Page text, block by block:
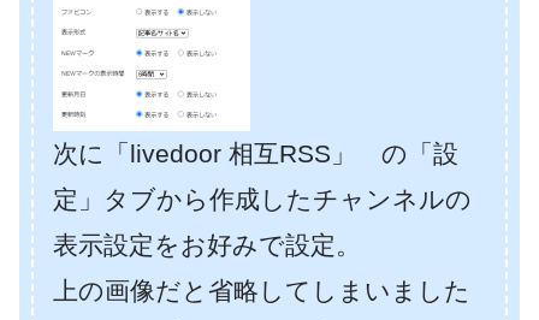
次に「livedoor 相互RSS」 の「設
定」タブから作成したチャンネルの
表示設定をお好みで設定。
上の画像だと省略してしまいました